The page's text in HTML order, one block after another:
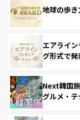
地球の歩
エアライ
グ形式で発
Next韓国
グルメ・テ